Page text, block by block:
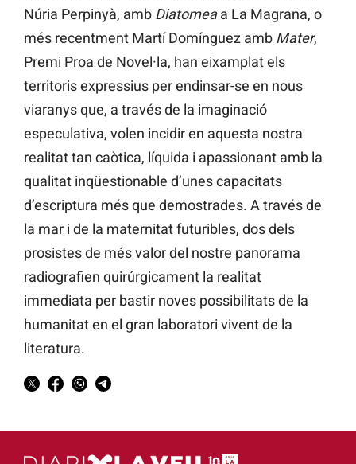
Núria Perpinyà, amb Diatomeaa La Magrana, o
més recentment Martí Domínguez amb Mater,
Premi Proa de Novel·la, han eixamplat els
territoris expressius per endinsar-se en nous
viaranys que, a través de la imaginació
especulativa, volen incidir en aquesta nostra
realitat tan caòtica, líquida i apassionant amb la
qualitat inqüestionable d’unes capacitats
d’escriptura més que demostrades. A través de
la mar i de la maternitat futuribles, dos dels
prosistes de més valor del nostre panorama
radiografien quirúrgicament la realitat
immediata per bastir noves possibilitats de la
humanitat en el gran laboratori vivent de la
literatura.